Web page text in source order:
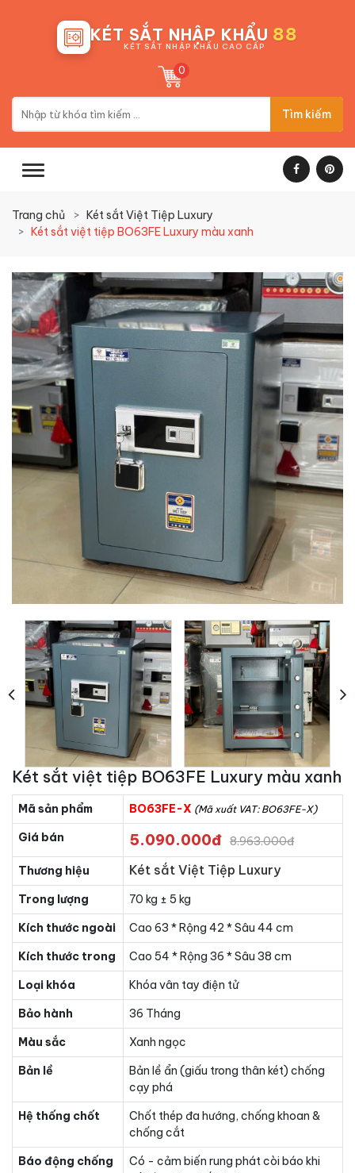
KÉT SẮT NHẬP KHẨU 88
KÉT SẮT NHẬP KHẨU CAO CẤP
0
Tìm kiếm
Trang chủ
Két sắt Việt Tiệp Luxury
Két sắt việt tiệp BO63FE Luxury màu xanh
Két sắt việt tiệp BO63FE Luxury màu xanh
Mã sản phẩm BO63FE-X (Mã xuất VAT: BO63FE-X)
Giá bán 5.090.000đ 8.963.000đ
Thương hiệu Két sắt Việt Tiệp Luxury
Trong lượng
70 kg ± 5 kg
Kích thước ngoài
Cao 63 * Rộng 42 * Sâu 44 cm
Kích thước trong
Cao 54 * Rộng 36 * Sâu 38 cm
Loại khóa
Khóa vân tay điện tử
Bảo hành
36 Tháng
Màu sắc
Xanh ngọc
Bản lề
Bản lề ẩn (giấu trong thân két) chống
cạy phá
Hệ thống chốt
Chốt thép đa hướng, chống khoan &
chống cắt
Báo động chống
Có - cảm biến rung phát còi báo khi